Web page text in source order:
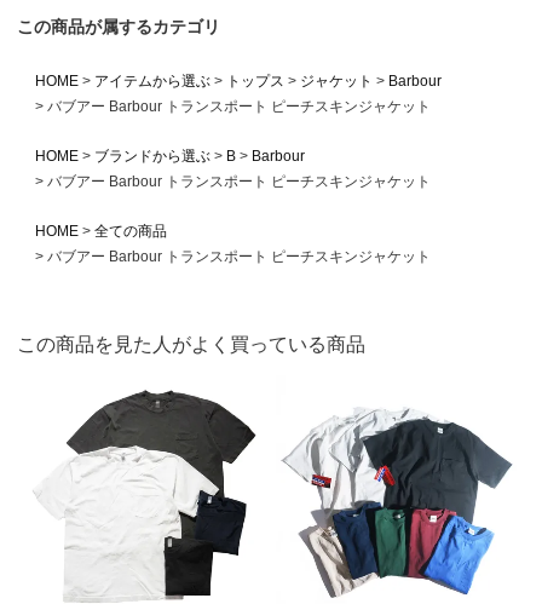
この商品が属するカテゴリ
HOME アイテムから選ぶ トップス ジャケット
Barbour
バブアー Barbour トランスポート ピーチスキンジャケット
HOME ブランドから選ぶ B
Barbour
バブアー Barbour トランスポート ピーチスキンジャケット
HOME
全ての商品
バブアー Barbour トランスポート ピーチスキンジャケット
この商品を見た人がよく買っている商品